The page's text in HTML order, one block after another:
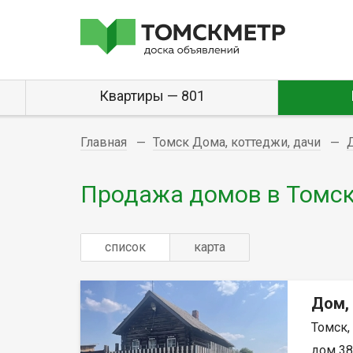
Квартиры — 801
Главная Томск Дома, коттеджи, дачи
Продажа домов в
список карта
Дом,
Томск,